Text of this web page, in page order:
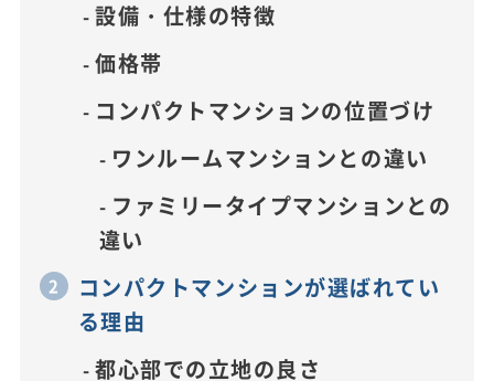
設備・仕様の特徴
価格帯
コンパクトマンションの位置づけ
ワンルームマンションとの違い
ファミリータイプマンションとの
違い
コンパクトマンションが選ばれてい
る理由
都心部での立地の良さ